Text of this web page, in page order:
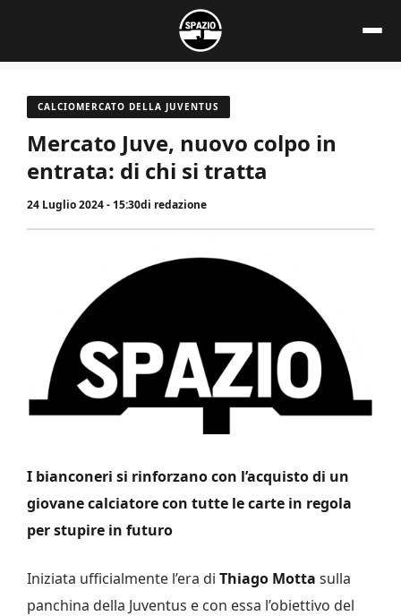
contenuto
CALCIOMERCATO DELLA JUVENTUS
Mercato Juve, nuovo colpo in
entrata: di chi si tratta
24 Luglio 2024 - 15:30di redazione
I bianconeri si rinforzano con l’acquisto di un
giovane calciatore con tutte le carte in regola
per stupire in futuro
Iniziata ufficialmente l’era di Thiago Motta sulla
panchina della Juventus e con essa l’obiettivo del